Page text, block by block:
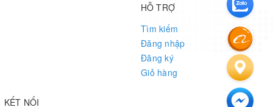
HỖ TRỢ
Tìm kiếm
Đăng nhập
Đăng ký
Giỏ hàng
KẾT NỐI